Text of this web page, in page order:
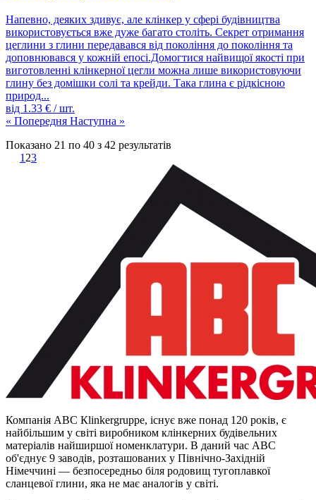
Напевно, деяких здивує, але клінкер у сфері будівництва
використовується вже дуже багато століть. Секрет отримання
цеглини з глини передавався від покоління до покоління та
доповнювався у кожній епосі.Домогтися найвищої якості при
виготовленні клінкерної цегли можна лише використовуючи
глину без домішки солі та крейди. Така глина є рідкісною
природ...
від 1.33 € / шт.
« Попередня Наступна »
Показано 21 по 40 з 42 результатів
1 23
Компанія АВС Кlinkergruppe, існує вже понад 120 років, є
найбільшим у світі виробником клінкерних будівельних
матеріалів найширшої номенклатури. В даний час ABC
об'єднує 9 заводів, розташованих у Північно-Західній
Німеччині — безпосередньо біля родовищ тугоплавкої
сланцевої глини, яка не має аналогів у світі.